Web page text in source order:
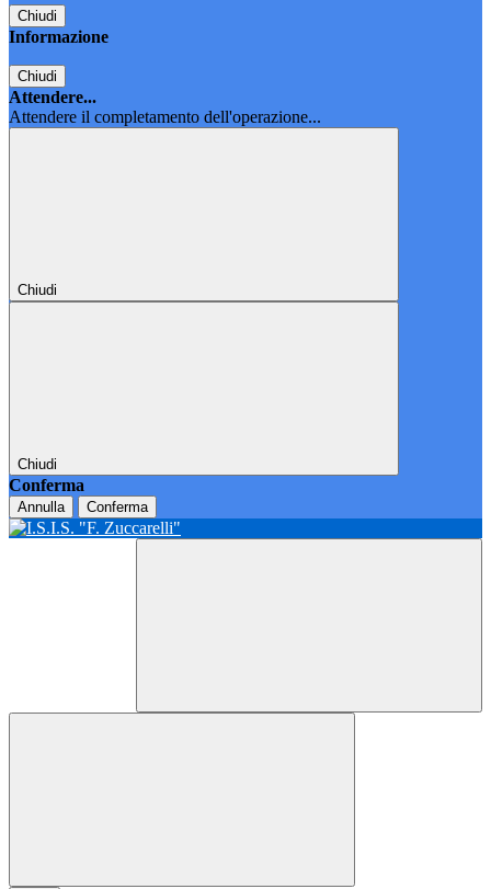
Chiudi
Informazione
Chiudi
Attendere...
Attendere il completamento dell'operazione...
Chiudi
Chiudi
Conferma
Annulla Conferma